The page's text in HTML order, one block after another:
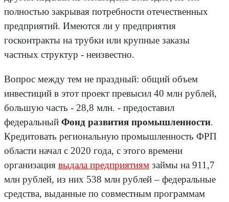
полностью закрывая потребности отечественных
предприятий. Имеются ли у предприятия
госконтракты на трубки или крупные заказы
частных структур - неизвестно.
Вопрос между тем не праздный: общий объем
инвестиций в этот проект превысил 40 млн рублей,
большую часть - 28,8 млн. - предоставил
федеральный Фонд развития промышленности.
Кредитовать региональную промышленность ФРП
области начал с 2020 года, с этого времени
организация выдала предприятиям займы на 911,7
млн рублей, из них 538 млн рублей – федеральные
средства, выданные по совместным программам